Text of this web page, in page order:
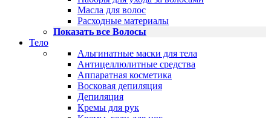
Масла для волос
Расходные материалы
Показать все Волосы
Тело
Альгинатные маски для тела
Антицеллюлитные средства
Аппаратная косметика
Восковая депиляция
Депиляция
Кремы для рук